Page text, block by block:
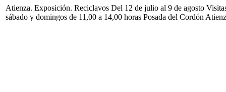
Atienza. Exposición. Reciclavos Del 12 de julio al 9 de agosto
sábado y domingos de 11,00 a 14,00 horas Posada del Cordón